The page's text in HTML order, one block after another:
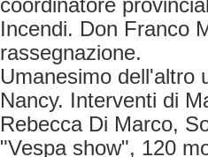
coordinatore
Incendi. Don Franco
rassegnazione.
Umanesimo dell'altro
Nancy. Interventi di
Rebecca Di Marco,
"Vespa show", 120